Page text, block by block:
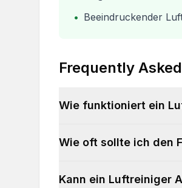
• Beeindruckender
Frequently
Wie funktioniert ein
Wie oft sollte ich den
Kann ein Luftreiniger